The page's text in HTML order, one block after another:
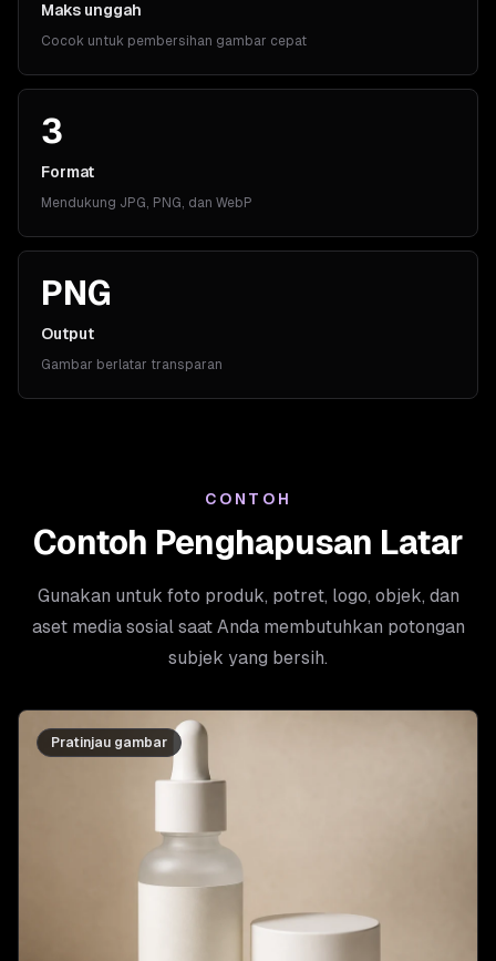
Maks unggah
Cocok untuk pembersihan gambar cepat
3
Format
Mendukung JPG, PNG, dan WebP
PNG
Output
Gambar berlatar transparan
CONTOH
Contoh Penghapusan Latar
Gunakan untuk foto produk, potret, logo, objek, dan
aset media sosial saat Anda membutuhkan potongan
subjek yang bersih.
Pratinjau gambar